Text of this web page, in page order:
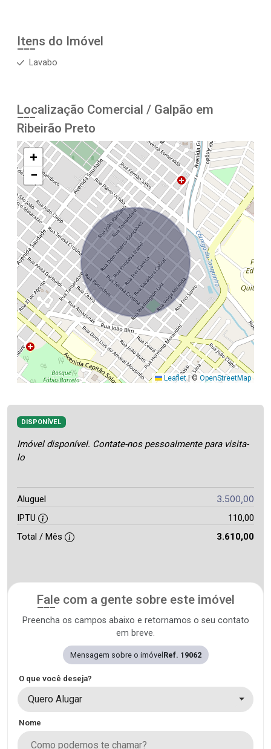
Itens do Imóvel
Lavabo
Localização Comercial / Galpão em
Ribeirão Preto
+
−
Leaflet |© OpenStreetMap
DISPONÍVEL
Imóvel disponível. Contate-nos pessoalmente para visita-
lo
Aluguel 3.500,00
IPTU
110,00
Total / Mês
3.610,00
Fale com a gente sobre este imóvel
Preencha os campos abaixo e retornamos o seu contato
em breve.
Mensagem sobre o imóvel Ref. 19062
O que você deseja?
Quero Alugar
Nome